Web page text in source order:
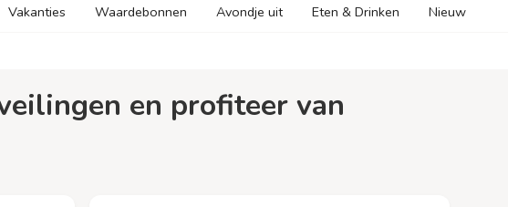
Vakanties Waardebonnen Avondje uit Eten & Drinken Nieuw